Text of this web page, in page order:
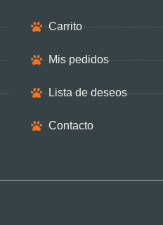
Carrito
Mis pedidos
Lista de deseos
Contacto